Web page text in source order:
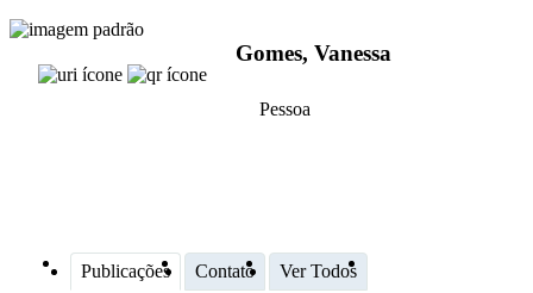
Gomes, Vanessa
Pessoa
Publicações Contato Ver Todos